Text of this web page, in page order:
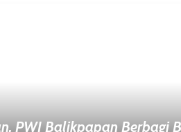
PWI Balikpapan Berbagi